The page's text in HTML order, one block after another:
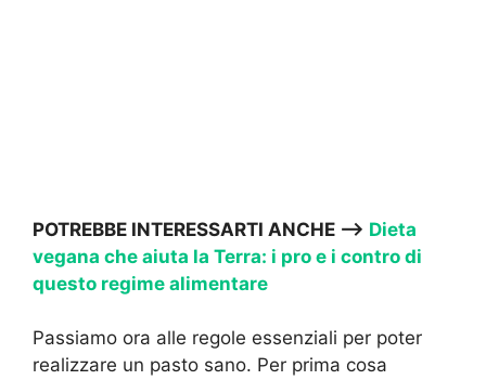
POTREBBE INTERESSARTI ANCHE —-> Dieta
vegana che aiuta la Terra: i pro e i contro di
questo regime alimentare
Passiamo ora alle regole essenziali per poter
realizzare un pasto sano. Per prima cosa